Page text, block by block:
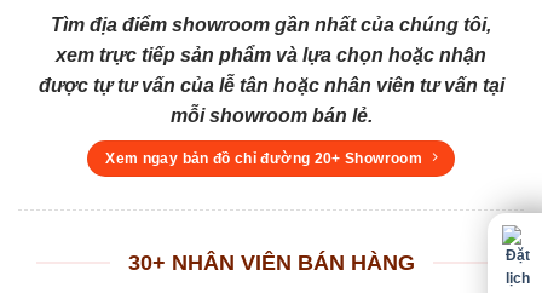
Tìm địa điểm showroom gần nhất của chúng tôi,
xem trực tiếp sản phẩm và lựa chọn hoặc nhận
được tự tư vấn của lễ tân hoặc nhân viên tư vấn tại
mỗi showroom bán lẻ.
Xem ngay bản đồ chỉ đường 20+ Showroom
30+ NHÂN VIÊN BÁN HÀNG